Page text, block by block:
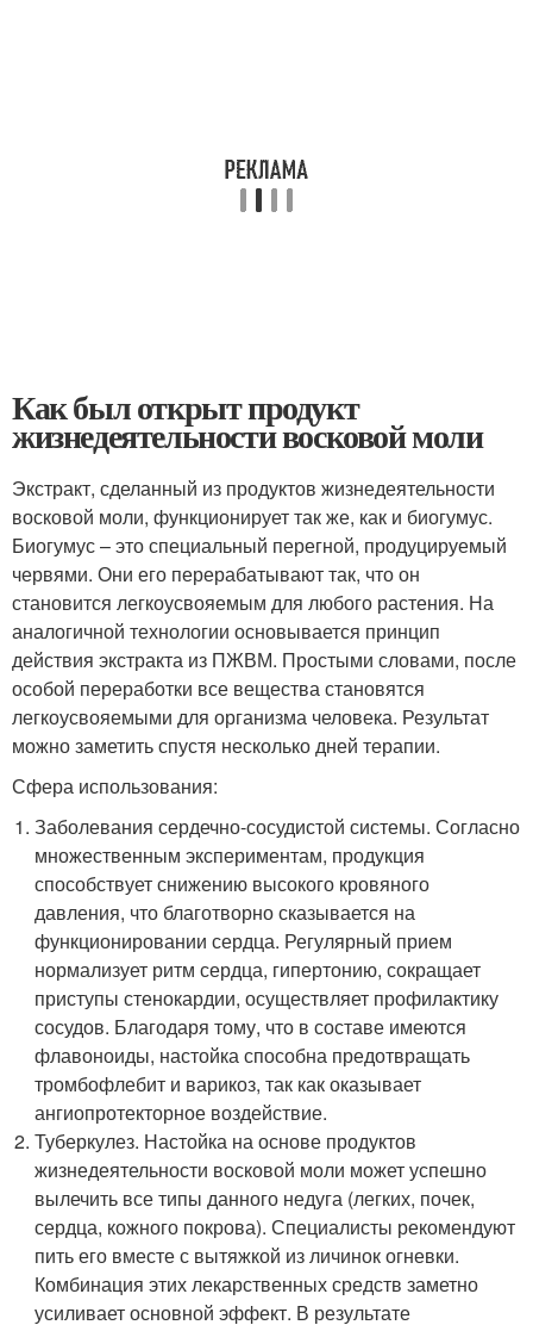
Как был открыт продукт
жизнедеятельности восковой моли
Экстракт, сделанный из продуктов жизнедеятельности
восковой моли, функционирует так же, как и биогумус.
Биогумус – это специальный перегной, продуцируемый
червями. Они его перерабатывают так, что он
становится легкоусвояемым для любого растения. На
аналогичной технологии основывается принцип
действия экстракта из ПЖВМ. Простыми словами, после
особой переработки все вещества становятся
легкоусвояемыми для организма человека. Результат
можно заметить спустя несколько дней терапии.
Сфера использования:
Заболевания сердечно-сосудистой системы. Согласно
множественным экспериментам, продукция
способствует снижению высокого кровяного
давления, что благотворно сказывается на
функционировании сердца. Регулярный прием
нормализует ритм сердца, гипертонию, сокращает
приступы стенокардии, осуществляет профилактику
сосудов. Благодаря тому, что в составе имеются
флавоноиды, настойка способна предотвращать
тромбофлебит и варикоз, так как оказывает
ангиопротекторное воздействие.
Туберкулез. Настойка на основе продуктов
жизнедеятельности восковой моли может успешно
вылечить все типы данного недуга (легких, почек,
сердца, кожного покрова). Специалисты рекомендуют
пить его вместе с вытяжкой из личинок огневки.
Комбинация этих лекарственных средств заметно
усиливает основной эффект. В результате